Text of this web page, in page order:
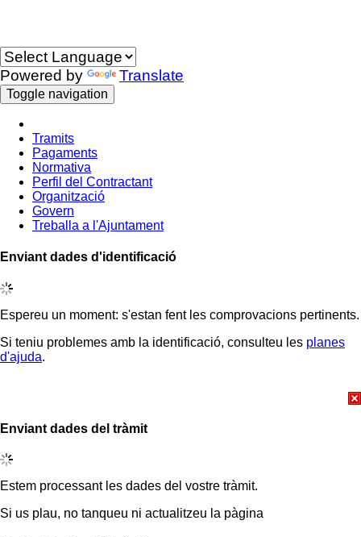
Powered by Translate
Toggle navigation
Tramits
Pagaments
Normativa
Perfil del Contractant
Organització
Govern
Treballa a l'Ajuntament
Enviant dades d'identificació
Espereu un moment: s'estan fent les comprovacions pertinents.
Si teniu problemes amb la identificació, consulteu les planes
d'ajuda.
Enviant dades del tràmit
Estem processant les dades del vostre tràmit.
Si us plau, no tanqueu ni actualitzeu la pàgina